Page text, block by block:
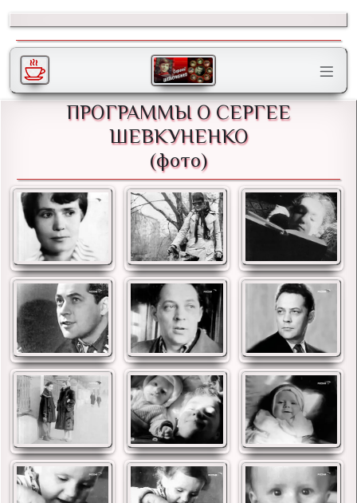
ПРОГРАММЫ О СЕРГЕЕ
ШЕВКУНЕНКО
(фото)